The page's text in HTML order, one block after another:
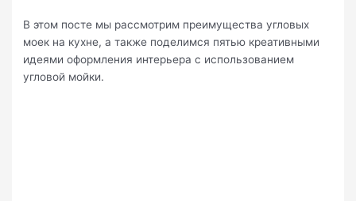
В этом посте мы рассмотрим преимущества угловых
моек на кухне, а также поделимся пятью креативными
идеями оформления интерьера с использованием
угловой мойки.